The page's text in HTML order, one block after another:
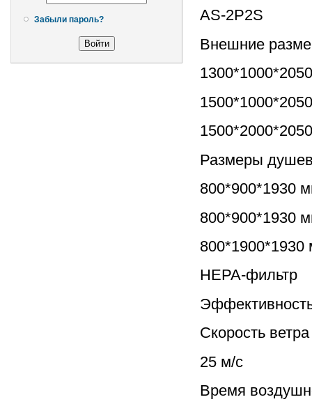
Забыли пароль?
AS-2P2S
Внешние
Размеры
800*900*1930
800*900*1930
800*1900*1930
HEPA-фильтр
Скорость
25 м/с
Время